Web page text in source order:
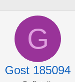
G
Gost 185094